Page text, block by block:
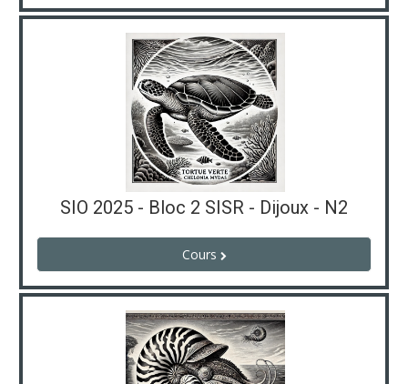
SIO 2025 - Bloc 2 SISR - Dijoux - N2
Cours